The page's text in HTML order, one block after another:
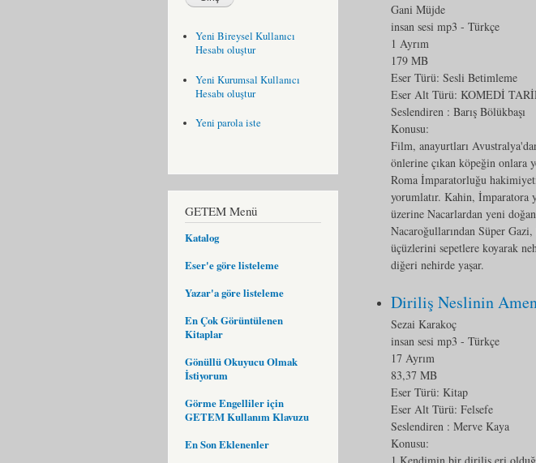
Yeni Bireysel Kullanıcı
Hesabı oluştur
Yeni Kurumsal Kullanıcı
Hesabı oluştur
Yeni parola iste
GETEM Menü
Katalog
Eser'e göre listeleme
Yazar'a göre listeleme
En Çok Görüntülenen
Kitaplar
Gönüllü Okuyucu Olmak
İstiyorum
Görme Engelliler için
GETEM Kullanım Klavuzu
En Son Eklenenler
Gani Müjde
insan sesi mp3 - Türkçe
1 Ayrım
179 MB
Eser Türü: Sesli Betimleme
Eser Alt Türü: KOMEDİ
Seslendiren : Barış Bölükbaşı
Konusu:
Film, anayurtları
önlerine çıkan köpeğin onlara
Roma İmparatorluğu
yorumlatır. Kahin, İmparatora
üzerine Nacarlardan yeni
Nacaroğullarından Süper
üçüzlerini sepetlere koyarak
diğeri nehirde yaşar.
Diriliş Neslinin
Sezai Karakoç
insan sesi mp3 - Türkçe
17 Ayrım
83,37 MB
Eser Türü: Kitap
Eser Alt Türü: Felsefe
Seslendiren : Merve Kaya
Konusu: